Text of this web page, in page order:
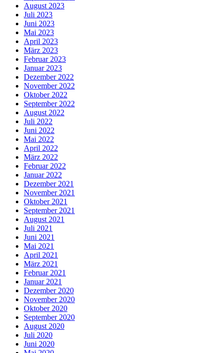
August 2023
Juli 2023
Juni 2023
Mai 2023
April 2023
März 2023
Februar 2023
Januar 2023
Dezember 2022
November 2022
Oktober 2022
September 2022
August 2022
Juli 2022
Juni 2022
Mai 2022
April 2022
März 2022
Februar 2022
Januar 2022
Dezember 2021
November 2021
Oktober 2021
September 2021
August 2021
Juli 2021
Juni 2021
Mai 2021
April 2021
März 2021
Februar 2021
Januar 2021
Dezember 2020
November 2020
Oktober 2020
September 2020
August 2020
Juli 2020
Juni 2020